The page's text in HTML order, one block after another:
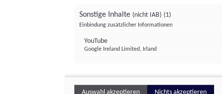
Sonstige Inhalte (nicht IAB) (1)
Einbindung zusätzlicher Informationen
YouTube
Google Ireland Limited, Irland
Auswahl akzeptieren Nichts akzeptieren